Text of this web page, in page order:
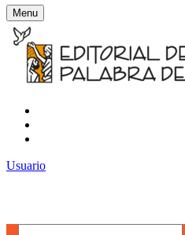
Editorial de la
Contacto
Noticias
Usuario
Menu